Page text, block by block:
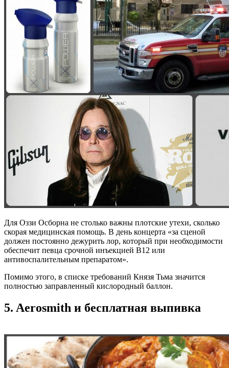
Для Оззи Оcборна не столько важны плотские утехи, сколько
скорая медицинская помощь. В день концерта «за сценой
должен постоянно дежурить лор, который при необходимости
обеспечит певца срочной инъекцией B12 или
антивоспалительным препаратом».
Помимо этого, в списке требований Князя Тьма значится
полностью заправленный кислородный баллон.
5. Aerosmith и бесплатная выпивка